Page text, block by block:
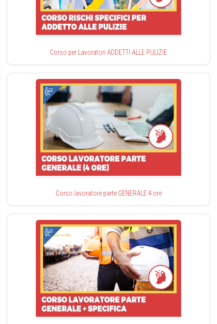
Corso per Lavoratori ADDETTI ALLE PULIZIE
Corso lavoratore parte GENERALE 4 ore